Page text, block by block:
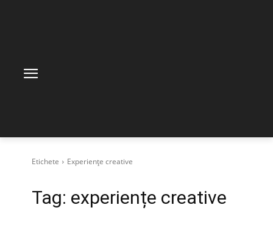
Etichete Experiențe creative
Tag: experiențe creative